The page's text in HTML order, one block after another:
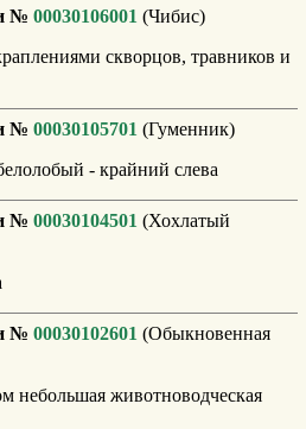
№ 00030106001 (Чибис)
скворцов, травников и
№ 00030105701 (Гуменник)
- крайний слева
№ 00030104501 (Хохлатый
№ 00030102601 (Обыкновенная
небольшая животноводческая